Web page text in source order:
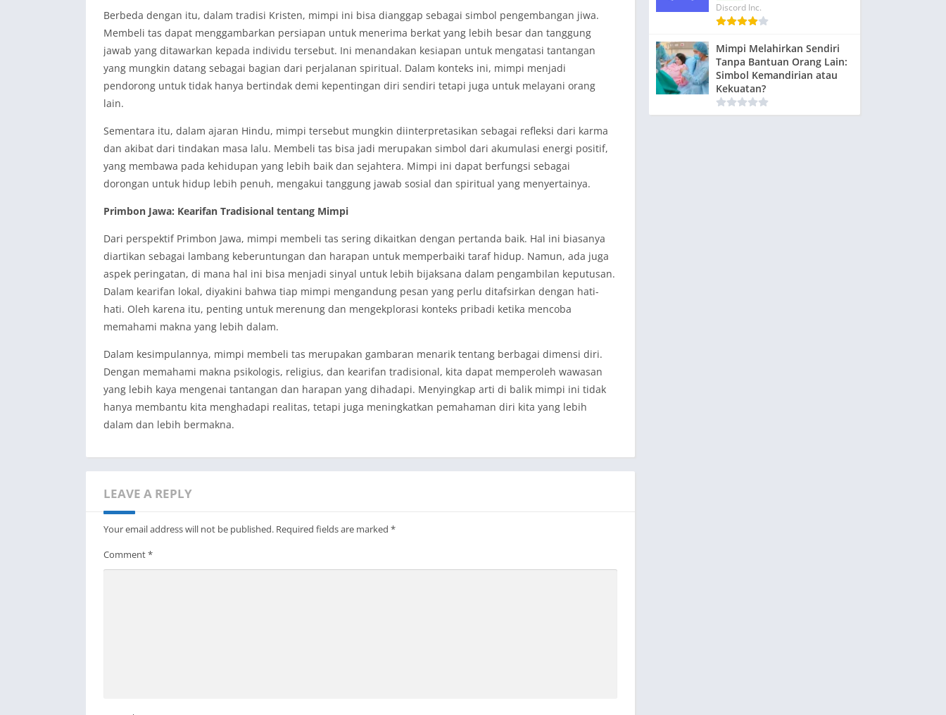
Berbeda dengan itu, dalam tradisi Kristen, mimpi ini bisa dianggap sebagai simbol pengembangan jiwa.
Membeli tas dapat menggambarkan persiapan untuk menerima berkat yang lebih besar dan tanggung
jawab yang ditawarkan kepada individu tersebut. Ini menandakan kesiapan untuk mengatasi tantangan
yang mungkin datang sebagai bagian dari perjalanan spiritual. Dalam konteks ini, mimpi menjadi
pendorong untuk tidak hanya bertindak demi kepentingan diri sendiri tetapi juga untuk melayani orang
lain.
Sementara itu, dalam ajaran Hindu, mimpi tersebut mungkin diinterpretasikan sebagai refleksi dari karma
dan akibat dari tindakan masa lalu. Membeli tas bisa jadi merupakan simbol dari akumulasi energi positif,
yang membawa pada kehidupan yang lebih baik dan sejahtera. Mimpi ini dapat berfungsi sebagai
dorongan untuk hidup lebih penuh, mengakui tanggung jawab sosial dan spiritual yang menyertainya.
Primbon Jawa: Kearifan Tradisional tentang Mimpi
Dari perspektif Primbon Jawa, mimpi membeli tas sering dikaitkan dengan pertanda baik. Hal ini biasanya
diartikan sebagai lambang keberuntungan dan harapan untuk memperbaiki taraf hidup. Namun, ada juga
aspek peringatan, di mana hal ini bisa menjadi sinyal untuk lebih bijaksana dalam pengambilan keputusan.
Dalam kearifan lokal, diyakini bahwa tiap mimpi mengandung pesan yang perlu ditafsirkan dengan hati-
hati. Oleh karena itu, penting untuk merenung dan mengekplorasi konteks pribadi ketika mencoba
memahami makna yang lebih dalam.
Dalam kesimpulannya, mimpi membeli tas merupakan gambaran menarik tentang berbagai dimensi diri.
Dengan memahami makna psikologis, religius, dan kearifan tradisional, kita dapat memperoleh wawasan
yang lebih kaya mengenai tantangan dan harapan yang dihadapi. Menyingkap arti di balik mimpi ini tidak
hanya membantu kita menghadapi realitas, tetapi juga meningkatkan pemahaman diri kita yang lebih
dalam dan lebih bermakna.
LEAVE A REPLY
Your email address will not be published. Required fields are marked *
Comment*
Discord Inc.
Mimpi Melahirkan Sendiri
Tanpa Bantuan Orang Lain:
Simbol Kemandirian atau
Kekuatan?